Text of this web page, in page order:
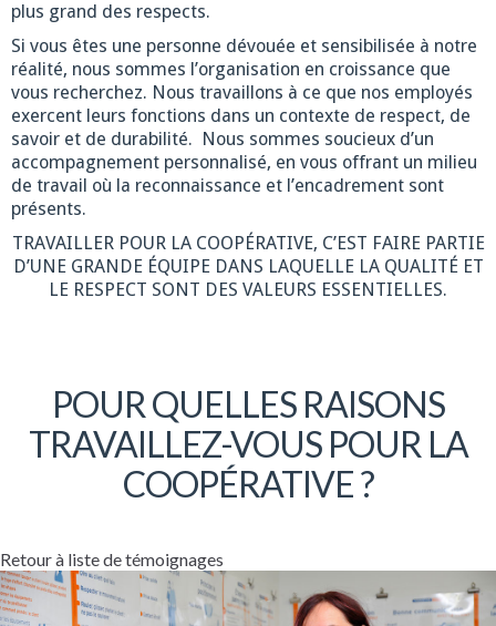
plus grand des respects.
Si vous êtes une personne dévouée et sensibilisée à notre
réalité, nous sommes l’organisation en croissance que
vous recherchez. Nous travaillons à ce que nos employés
exercent leurs fonctions dans un contexte de respect, de
savoir et de durabilité. Nous sommes soucieux d’un
accompagnement personnalisé, en vous offrant un milieu
de travail où la reconnaissance et l’encadrement sont
présents.
TRAVAILLER POUR LA COOPÉRATIVE, C’EST FAIRE PARTIE
D’UNE GRANDE ÉQUIPE DANS LAQUELLE LA QUALITÉ ET
LE RESPECT SONT DES VALEURS ESSENTIELLES.
POUR QUELLES RAISONS
TRAVAILLEZ-VOUS POUR LA
COOPÉRATIVE ?
Retour à liste de témoignages